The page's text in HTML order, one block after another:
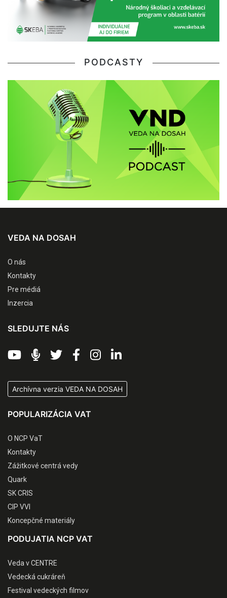
PODCASTY
VEDA NA DOSAH
O nás
Kontakty
Pre médiá
Inzercia
SLEDUJTE NÁS
Archívna verzia VEDA NA DOSAH
POPULARIZÁCIA VAT
O NCP VaT
Kontakty
Zážitkové centrá vedy
Quark
SK CRIS
CIP VVI
Koncepčné materiály
PODUJATIA NCP VAT
Veda v CENTRE
Vedecká cukráreň
Festival vedeckých filmov